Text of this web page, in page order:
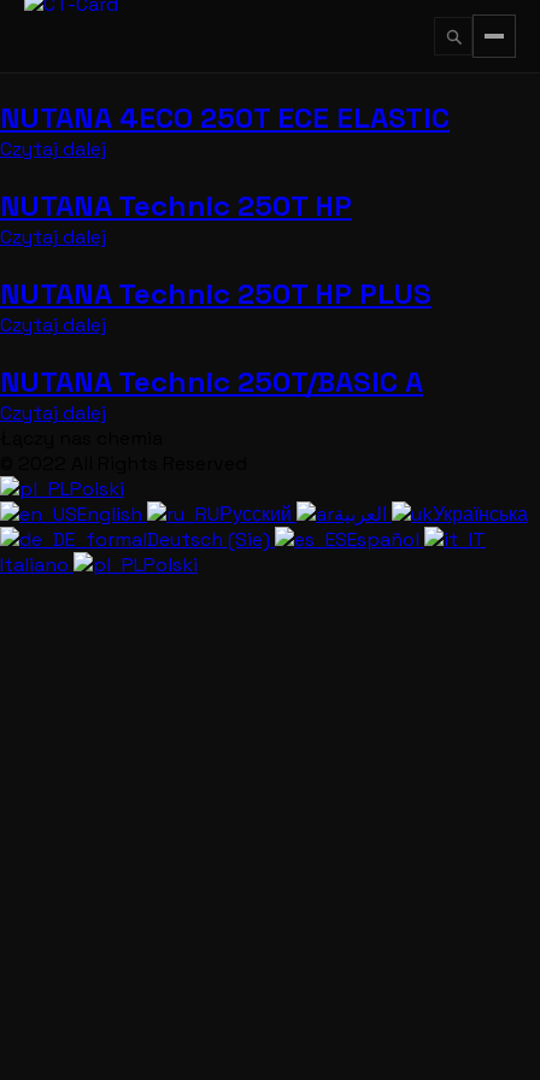
Przejdź
ESC
NUTANA 4ECO 250T ECE ELASTIC
Czytaj dalej
NUTANA Technic 250T HP
Czytaj dalej
NUTANA Technic 250T HP PLUS
Czytaj dalej
NUTANA Technic 250T/BASIC A
Czytaj dalej
Polski
English
Русский
Українська
Deutsch (Sie)
Español
Italiano
Polski